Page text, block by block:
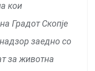
кои
Градот Скопје
заедно со
за животна